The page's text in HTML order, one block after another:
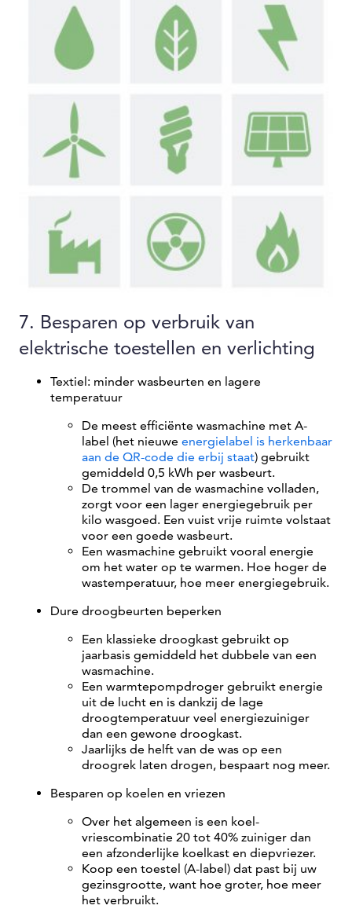
7. Besparen op verbruik van
elektrische toestellen en verlichting
Textiel: minder wasbeurten en lagere
temperatuur
De meest efficiënte wasmachine met A-
label (het nieuwe energielabel is herkenbaar
aan de QR-code die erbij staat) gebruikt
gemiddeld 0,5 kWh per wasbeurt.
De trommel van de wasmachine volladen,
zorgt voor een lager energiegebruik per
kilo wasgoed. Een vuist vrije ruimte volstaat
voor een goede wasbeurt.
Een wasmachine gebruikt vooral energie
om het water op te warmen. Hoe hoger de
wastemperatuur, hoe meer energiegebruik.
Dure droogbeurten beperken
Een klassieke droogkast gebruikt op
jaarbasis gemiddeld het dubbele van een
wasmachine.
Een warmtepompdroger gebruikt energie
uit de lucht en is dankzij de lage
droogtemperatuur veel energiezuiniger
dan een gewone droogkast.
Jaarlijks de helft van de was op een
droogrek laten drogen, bespaart nog meer.
Besparen op koelen en vriezen
Over het algemeen is een koel-
vriescombinatie 20 tot 40% zuiniger dan
een afzonderlijke koelkast en diepvriezer.
Koop een toestel (A-label) dat past bij uw
gezinsgrootte, want hoe groter, hoe meer
het verbruikt.